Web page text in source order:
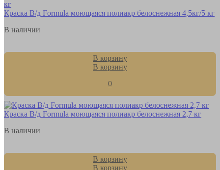
Краска В/д Formula моющаяся полиакр белоснежная 4,5кг/5 кг
В наличии
В корзину
В корзину
0
Краска В/д Formula моющаяся полиакр белоснежная 2,7 кг
В наличии
В корзину
В корзину